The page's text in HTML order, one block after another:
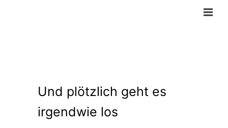
Und plötzlich geht es
irgendwie los